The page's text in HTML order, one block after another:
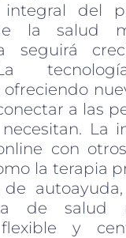
del
la salud
seguirá
ofreciendo
a las
La
con
la terapia
de
de salud
flexible y